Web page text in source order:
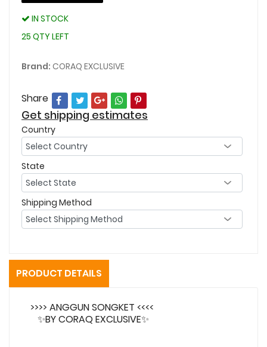
IN STOCK
25 QTY LEFT
Brand: CORAQ EXCLUSIVE
Share
Get shipping estimates
Country
State
Shipping Method
PRODUCT DETAILS
>>>> ANGGUN SONGKET <<<<
✨BY CORAQ EXCLUSIVE✨